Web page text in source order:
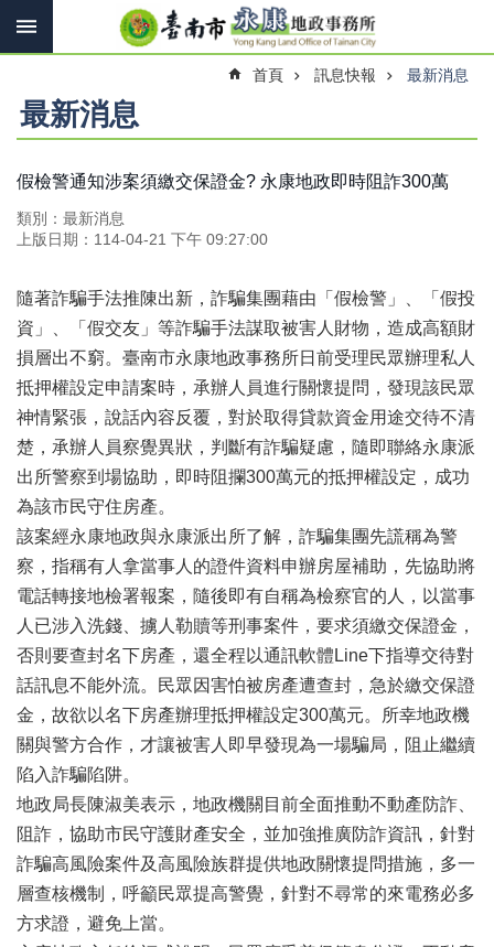
跳到主要內容區塊
搜
搜
尋
訊
息
快
機
關
簡
介
線
上
申
辦
查
詢
便
民
服
務
民
意
交
下
載
區
首頁 訊息快報 最新消息
最新消息
假檢警通知涉案須繳交保證金? 永康地政即時阻詐300萬
類別：最新消息
上版日期：114-04-21 下午 09:27:00
隨著詐騙手法推陳出新，詐騙集團藉由「假檢警」、「假投
資」、「假交友」等詐騙手法謀取被害人財物，造成高額財
損層出不窮。臺南市永康地政事務所日前受理民眾辦理私人
抵押權設定申請案時，承辦人員進行關懷提問，發現該民眾
神情緊張，說話內容反覆，對於取得貸款資金用途交待不清
楚，承辦人員察覺異狀，判斷有詐騙疑慮，隨即聯絡永康派
出所警察到場協助，即時阻攔300萬元的抵押權設定，成功
為該市民守住房產。
該案經永康地政與永康派出所了解，詐騙集團先謊稱為警
察，指稱有人拿當事人的證件資料申辦房屋補助，先協助將
電話轉接地檢署報案，隨後即有自稱為檢察官的人，以當事
人已涉入洗錢、擄人勒贖等刑事案件，要求須繳交保證金，
否則要查封名下房產，還全程以通訊軟體Line下指導交待對
話訊息不能外流。民眾因害怕被房產遭查封，急於繳交保證
金，故欲以名下房產辦理抵押權設定300萬元。所幸地政機
關與警方合作，才讓被害人即早發現為一場騙局，阻止繼續
陷入詐騙陷阱。
地政局長陳淑美表示，地政機關目前全面推動不動產防詐、
阻詐，協助市民守護財產安全，並加強推廣防詐資訊，針對
詐騙高風險案件及高風險族群提供地政關懷提問措施，多一
層查核機制，呼籲民眾提高警覺，針對不尋常的來電務必多
方求證，避免上當。